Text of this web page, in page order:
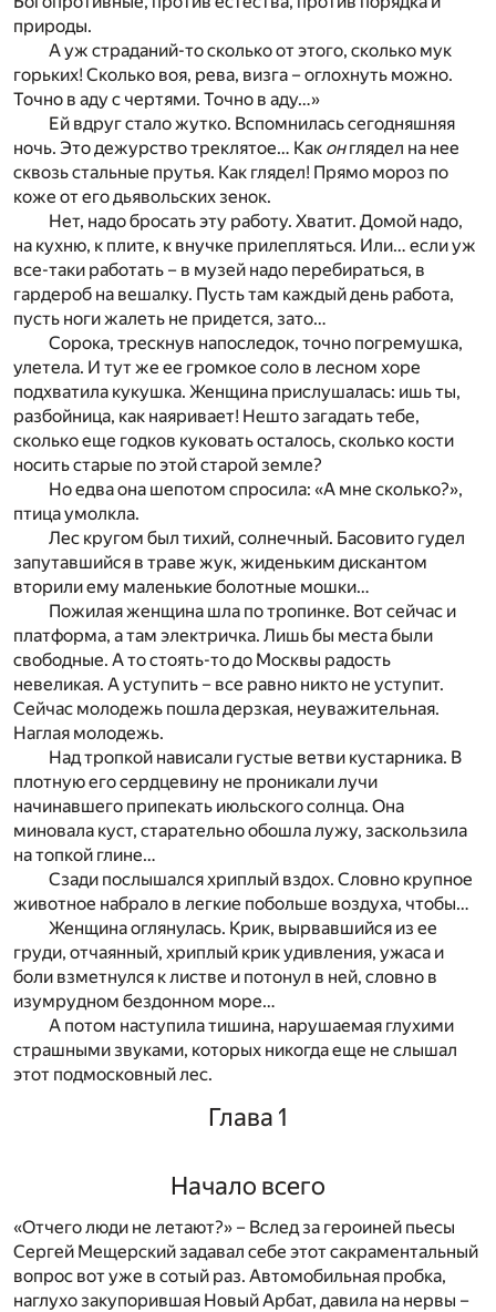
природы.
А уж страданий-то сколько от этого, сколько мук
горьких! Сколько воя, рева, визга – оглохнуть можно.
Точно в аду с чертями. Точно в аду…»
Ей вдруг стало жутко. Вспомнилась сегодняшняя
ночь. Это дежурство треклятое… Как онглядел на нее
сквозь стальные прутья. Как глядел! Прямо мороз по
коже от его дьявольских зенок.
Нет, надо бросать эту работу. Хватит. Домой надо,
на кухню, к плите, к внучке прилепляться. Или… если уж
все-таки работать – в музей надо перебираться, в
гардероб на вешалку. Пусть там каждый день работа,
пусть ноги жалеть не придется, зато…
Сорока, трескнув напоследок, точно погремушка,
улетела. И тут же ее громкое соло в лесном хоре
подхватила кукушка. Женщина прислушалась: ишь ты,
разбойница, как наяривает! Нешто загадать тебе,
сколько еще годков куковать осталось, сколько кости
носить старые по этой старой земле?
Но едва она шепотом спросила: «А мне сколько?»,
птица умолкла.
Лес кругом был тихий, солнечный. Басовито гудел
запутавшийся в траве жук, жиденьким дискантом
вторили ему маленькие болотные мошки…
Пожилая женщина шла по тропинке. Вот сейчас и
платформа, а там электричка. Лишь бы места были
свободные. А то стоять-то до Москвы радость
невеликая. А уступить – все равно никто не уступит.
Сейчас молодежь пошла дерзкая, неуважительная.
Наглая молодежь.
Над тропкой нависали густые ветви кустарника. В
плотную его сердцевину не проникали лучи
начинавшего припекать июльского солнца. Она
миновала куст, старательно обошла лужу, заскользила
на топкой глине…
Сзади послышался хриплый вздох. Словно крупное
животное набрало в легкие побольше воздуха, чтобы…
Женщина оглянулась. Крик, вырвавшийся из ее
груди, отчаянный, хриплый крик удивления, ужаса и
боли взметнулся к листве и потонул в ней, словно в
изумрудном бездонном море…
А потом наступила тишина, нарушаемая глухими
страшными звуками, которых никогда еще не слышал
этот подмосковный лес.
Глава 1
Начало всего
«Отчего люди не летают?» – Вслед за героиней пьесы
Сергей Мещерский задавал себе этот сакраментальный
вопрос вот уже в сотый раз. Автомобильная пробка,
наглухо закупорившая Новый Арбат, давила на нервы –